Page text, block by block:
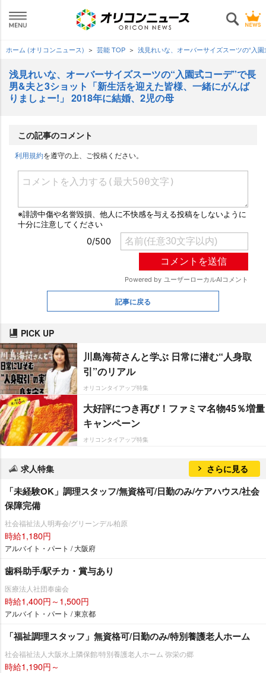
ホーム (オリコンニュース) 芸能 TOP 浅見れいな、オーバーサイズスーツの“入
浅見れいな、オーバーサイズスーツの“入園式コーデ”で長
男&夫と3ショット「新生活を迎えた皆様、一緒にがんば
りましょー!」 2018年に結婚、2児の母
この記事のコメント
利用規約を遵守の上、ご投稿ください。
記事に戻る
PICK UP
川島海荷さんと学ぶ 日常に潜む“人身取
引”のリアル
オリコンタイアップ特集
大好評につき再び！ファミマ名物45％増量
キャンペーン
オリコンタイアップ特集
求人特集 さらに見る
「未経験OK」調理スタッフ/無資格可/日勤のみ/ケアハウス/社会
保障完備
社会福祉法人明寿会/グリーンデル柏原
時給1,180円
アルバイト・パート / 大阪府
歯科助手/駅チカ・賞与あり
医療法人社団奉歯会
時給1,400円～1,500円
アルバイト・パート / 東京都
「福祉調理スタッフ」無資格可/日勤のみ/特別養護老人ホーム
社会福祉法人大阪水上隣保館/特別養護老人ホーム 弥栄の郷
時給1,190円～